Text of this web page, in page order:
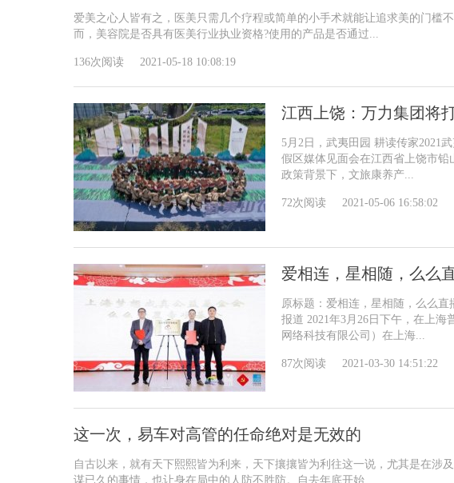
爱美之心人皆有之，医美只需几个疗程或简单的小手术就能让追求美的门槛
而，美容院是否具有医美行业执业资格?使用的产品是否通过...
136次阅读 2021-05-18 10:08:19
江西上饶：万力集团将
5月2日，武夷田园 耕读传家2021
假区媒体见面会在江西省上饶市
政策背景下，文旅康养产...
72次阅读 2021-05-06 16:58:02
爱相连，星相随，么么
原标题：爱相连，星相随，么么
报道 2021年3月26日下午，在上
网络科技有限公司）在上海...
87次阅读 2021-03-30 14:51:22
这一次，易车对高管的任命绝对是无效的
自古以来，就有天下熙熙皆为利来，天下攘攘皆为利往这一说，尤其是在涉
谋已久的事情，也让身在局中的人防不胜防。自去年底开始...